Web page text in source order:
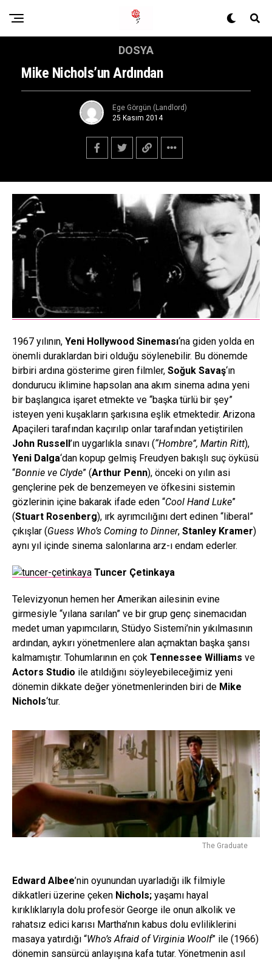
DOSYA
Mike Nichols’un Ardından
Ege Görgün (Landlord)
25 Kasım 2014
1967 yılının, Yeni Hollywood Sineması‘na giden yolda en
önemli duraklardan biri olduğu söylenebilir. Bu dönemde
birbiri ardına gösterime giren filmler, Soğuk Savaş‘ın
dondurucu iklimine hapsolan ana akım sinema adına yeni
bir başlangıca işaret etmekte ve “başka türlü bir şey”
isteyen yeni kuşakların şarkısına eşlik etmektedir. Arizona
Apaçileri tarafından kaçırılıp onlar tarafından yetiştirilen
John Russell’ın uygarlıkla sınavı (“Hombre”, Martin Ritt),
Yeni Dalga‘dan kopup gelmiş Freudyen bakışlı suç öyküsü
“Bonnie ve Clyde” (Arthur Penn), önceki on yılın asi
gençlerine pek de benzemeyen ve öfkesini sistemin
gözlerinin içine bakarak ifade eden “Cool Hand Luke”
(Stuart Rosenberg), ırk ayrımcılığını dert edinen “liberal”
çıkışlar (Guess Who’s Coming to Dinner, Stanley Kramer)
aynı yıl içinde sinema salonlarına arz-ı endam ederler.
Tuncer Çetinkaya
Televizyonun hemen her Amerikan ailesinin evine
girmesiyle “yılana sarılan” ve bir grup genç sinemacıdan
medet uman yapımcıların, Stüdyo Sistemi’nin yıkılmasının
ardından, aykırı yönetmenlere alan açmaktan başka şansı
kalmamıştır. Tohumlarının en çok Tennessee Williams ve
Actors Studio ile atıldığını söyleyebileceğimiz yeni
dönemin dikkate değer yönetmenlerinden biri de Mike
Nichols‘tur.
The Graduate
Edward Albee’nin oyunundan uyarladığı ilk filmiyle
dikkatleri üzerine çeken Nichols; yaşamı hayal
kırıklıklarıyla dolu profesör George ile onun alkolik ve
rahatsız edici karısı Martha’nın kabus dolu evliliklerini
masaya yatırdığı “Who’s Afraid of Virginia Woolf” ile (1966)
dönemin sansürcü anlayışına kafa tutar. Yönetmenin asıl